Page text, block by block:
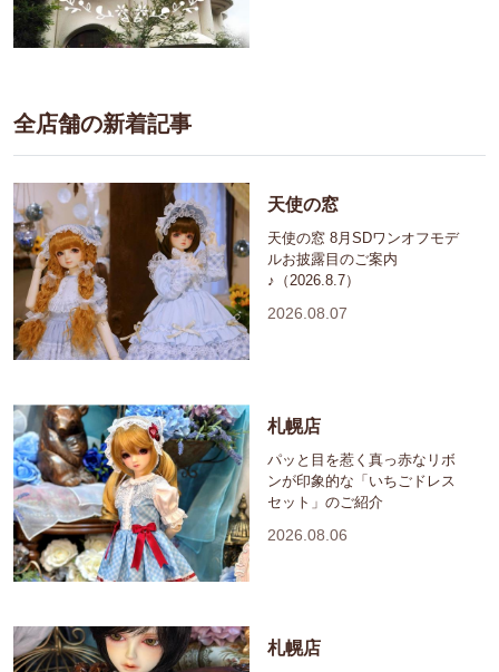
全店舗の新着記事
天使の窓
天使の窓 8月SDワンオフモデ
ルお披露目のご案内
♪（2026.8.7）
2026.08.07
札幌店
パッと目を惹く真っ赤なリボ
ンが印象的な「いちごドレス
セット」のご紹介
2026.08.06
札幌店